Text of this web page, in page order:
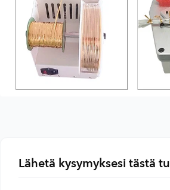
Lähetä kysymyksesi tästä